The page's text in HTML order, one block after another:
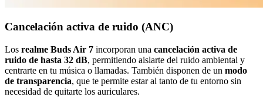
Cancelación activa de ruido (ANC)
Los realme Buds Air 7 incorporan una cancelación activa de
ruido de hasta 32 dB, permitiendo aislarte del ruido ambiental y
centrarte en tu música o llamadas. También disponen de un modo
de transparencia, que te permite estar al tanto de tu entorno sin
necesidad de quitarte los auriculares.